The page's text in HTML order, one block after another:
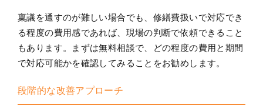
稟議を通すのが難しい場合でも、修繕費扱いで対応でき
る程度の費用感であれば、現場の判断で依頼できること
もあります。まずは無料相談で、どの程度の費用と期間
で対応可能かを確認してみることをお勧めします。
段階的な改善アプローチ